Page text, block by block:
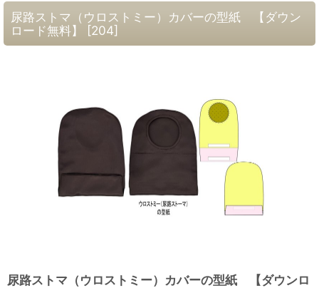
尿路ストマ（ウロストミー）カバーの型紙 【ダウン
ロード無料】
[204]
尿路ストマ（ウロストミー）カバーの型紙 【ダウンロ